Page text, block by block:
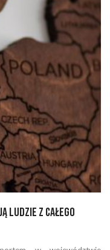
ludzie z całego